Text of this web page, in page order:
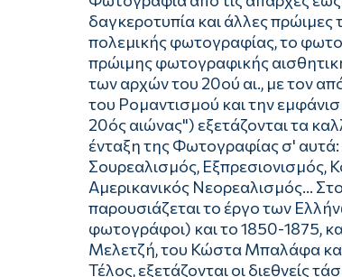
δαγκεροτυπία και άλλες πρώιμες
πολεμικής φωτογραφίας, το
πρώιμης φωτογραφικής
των αρχών του 20ού αι., με τον
του Ρομαντισμού και την
20ός αιώνας") εξετάζονται τα
ένταξη της Φωτογραφίας σ'
Σουρεαλισμός, Εξπρεσιονισμός,
Αμερικανικός Νεορεαλισμός...
παρουσιάζεται το έργο των
φωτογράφοι) και το 1850-1875,
Μελετζή, του Κώστα Μπαλάφα
Τέλος, εξετάζονται οι διεθνείς